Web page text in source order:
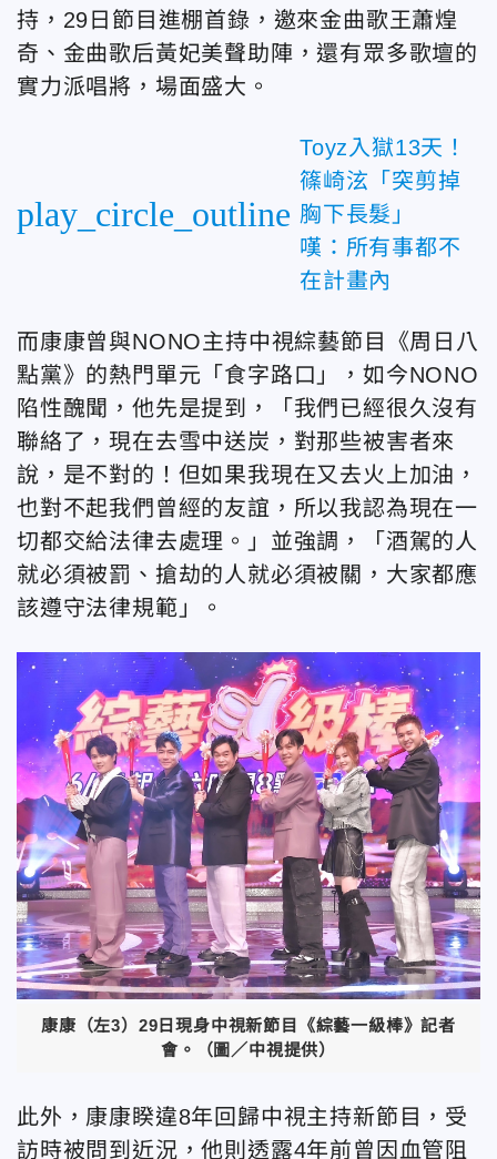
持，29日節目進棚首錄，邀來金曲歌王蕭煌
奇、金曲歌后黃妃美聲助陣，還有眾多歌壇的
實力派唱將，場面盛大。
play_circle_outline
Toyz入獄13天！
篠崎泫「突剪掉
胸下長髮」
嘆：所有事都不
在計畫內
而康康曾與NONO主持中視綜藝節目《周日八
點黨》的熱門單元「食字路口」，如今NONO
陷性醜聞，他先是提到，「我們已經很久沒有
聯絡了，現在去雪中送炭，對那些被害者來
說，是不對的！但如果我現在又去火上加油，
也對不起我們曾經的友誼，所以我認為現在一
切都交給法律去處理。」並強調，「酒駕的人
就必須被罰、搶劫的人就必須被關，大家都應
該遵守法律規範」。
康康（左3）29日現身中視新節目《綜藝一級棒》記者
會。（圖／中視提供）
此外，康康睽違8年回歸中視主持新節目，受
訪時被問到近況，他則透露4年前曾因血管阻